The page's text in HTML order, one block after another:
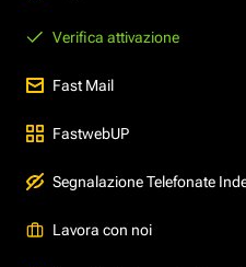
Verifica attivazione
Fast Mail
FastwebUP
Segnalazione Telefonate
Lavora con noi